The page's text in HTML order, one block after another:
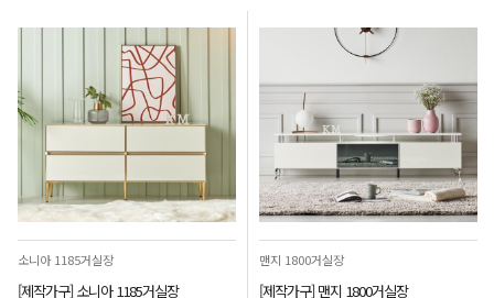
소니아 1185거실장
[제작가구] 소니아 1185거실장
맨지 1800거실장
[제작가구] 맨지 1800거실장